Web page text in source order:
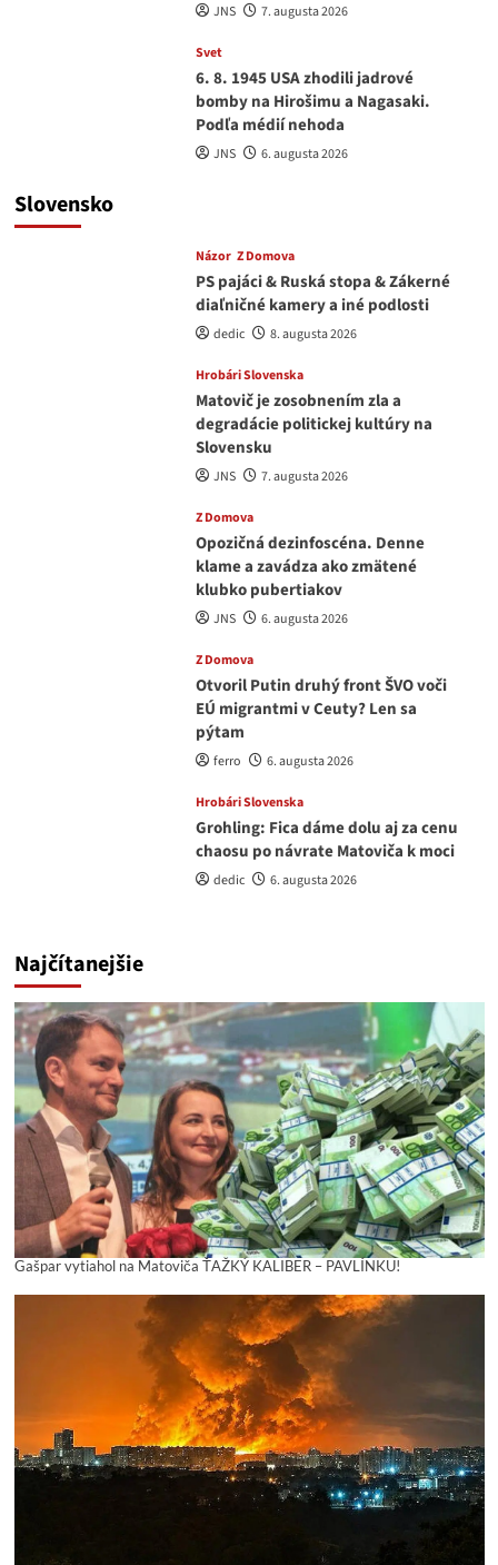
JNS 7. augusta 2026
Svet
6. 8. 1945 USA zhodili jadrové
bomby na Hirošimu a Nagasaki.
Podľa médií nehoda
JNS 6. augusta 2026
Slovensko
Názor Z Domova
PS pajáci & Ruská stopa & Zákerné
diaľničné kamery a iné podlosti
dedic 8. augusta 2026
Hrobári Slovenska
Matovič je zosobnením zla a
degradácie politickej kultúry na
Slovensku
JNS 7. augusta 2026
Z Domova
Opozičná dezinfoscéna. Denne
klame a zavádza ako zmätené
klubko pubertiakov
JNS 6. augusta 2026
Z Domova
Otvoril Putin druhý front ŠVO voči
EÚ migrantmi v Ceuty? Len sa
pýtam
ferro 6. augusta 2026
Hrobári Slovenska
Grohling: Fica dáme dolu aj za cenu
chaosu po návrate Matoviča k moci
dedic 6. augusta 2026
Najčítanejšie
Gašpar vytiahol na Matoviča ŤAŽKÝ KALIBER – PAVLÍNKU!